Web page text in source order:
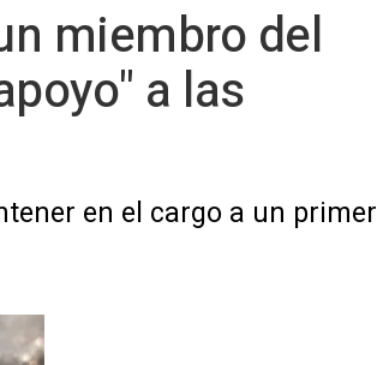
miembro del
a las
en el cargo a un primer